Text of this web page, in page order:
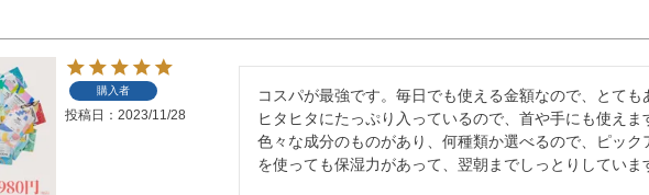
購入者
投稿日 2023/11/28
コスパが最強です。毎日でも使える金額なので、とても
ヒタヒタにたっぷり入っているので、首や手にも使えま
色々な成分のものがあり、何種類か選べるので、ピッ
を使っても保湿力があって、翌朝までしっとりしていま